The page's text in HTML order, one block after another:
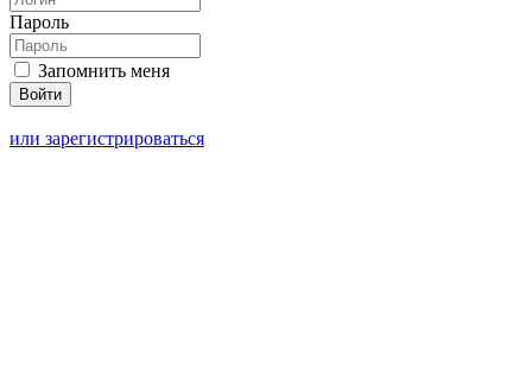
Пароль
Запомнить меня
или зарегистрироваться